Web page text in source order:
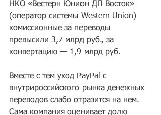
НКО «Вестерн Юнион ДП Восток»
(оператор системы Western Union)
комиссионные за переводы
превысили 3,7 млрд руб., за
конвертацию — 1,9 млрд руб.
Вместе с тем уход PayPal с
внутрироссийского рынка денежных
переводов слабо отразится на нем.
Сама компания оценивает долю